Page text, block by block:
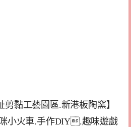
黏工藝園區.新港板陶窯】
小火車.手作DIY.趣味遊戲